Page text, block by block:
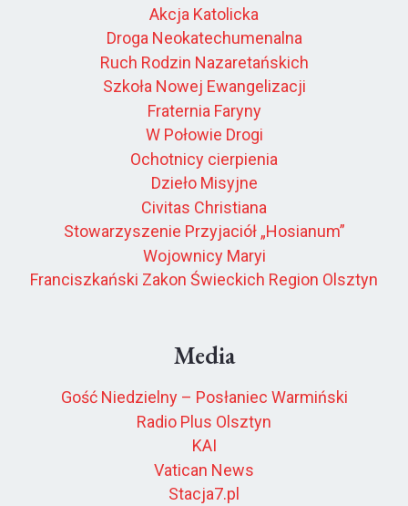
Akcja Katolicka
Droga Neokatechumenalna
Ruch Rodzin Nazaretańskich
Szkoła Nowej Ewangelizacji
Fraternia Faryny
W Połowie Drogi
Ochotnicy cierpienia
Dzieło Misyjne
Civitas Christiana
Stowarzyszenie Przyjaciół „Hosianum”
Wojownicy Maryi
Franciszkański Zakon Świeckich Region Olsztyn
Media
Gość Niedzielny – Posłaniec Warmiński
Radio Plus Olsztyn
KAI
Vatican News
Stacja7.pl